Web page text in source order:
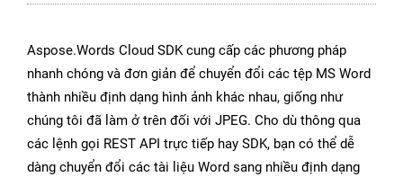
Aspose.Words Cloud SDK cung cấp các phương pháp
nhanh chóng và đơn giản để chuyển đổi các tệp MS Word
thành nhiều định dạng hình ảnh khác nhau, giống như
chúng tôi đã làm ở trên đối với JPEG. Cho dù thông qua
các lệnh gọi REST API trực tiếp hay SDK, bạn có thể dễ
dàng chuyển đổi các tài liệu Word sang nhiều định dạng